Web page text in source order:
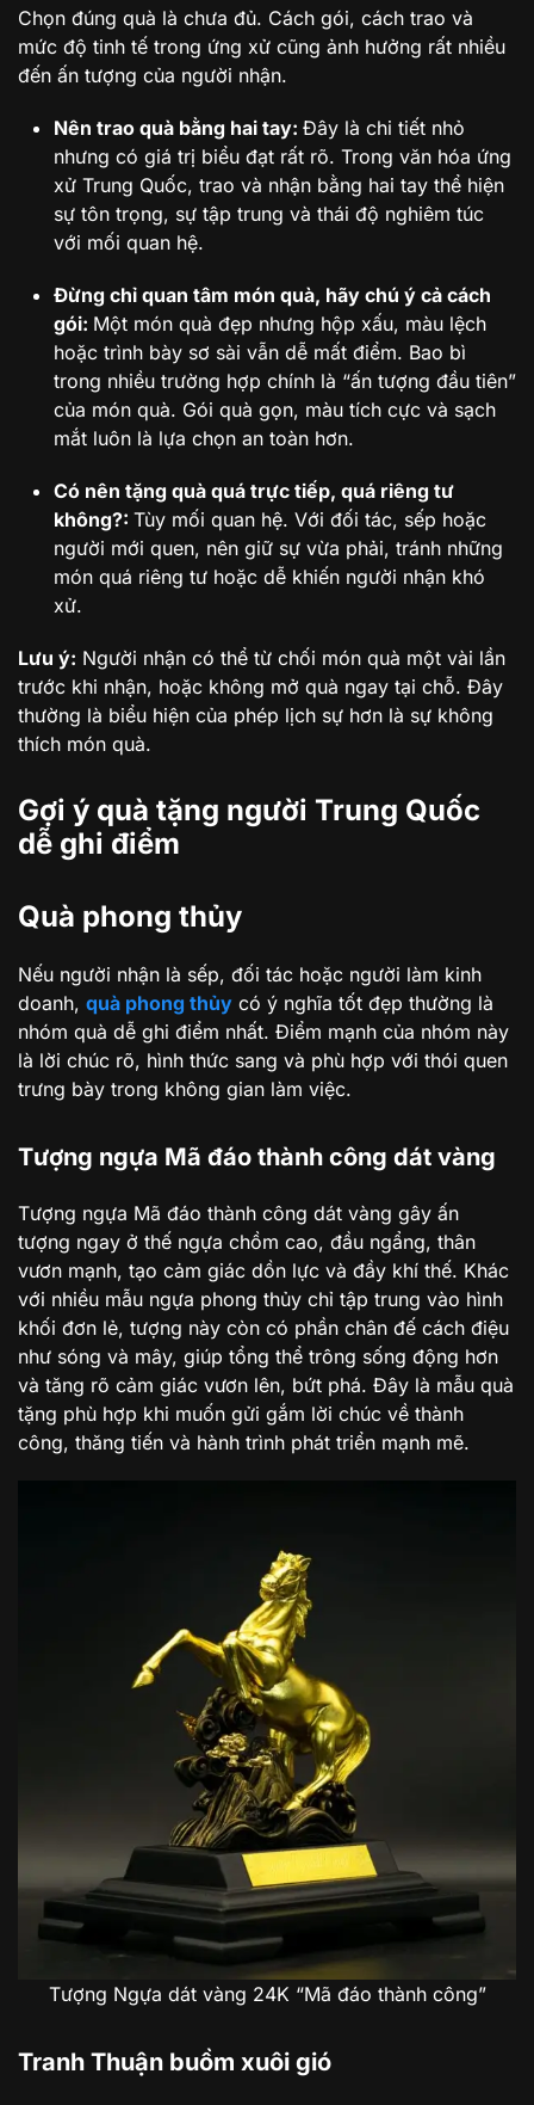
Chọn đúng quà là chưa đủ. Cách gói, cách trao và
mức độ tinh tế trong ứng xử cũng ảnh hưởng rất nhiều
đến ấn tượng của người nhận.
Nên trao quà bằng hai tay: Đây là chi tiết nhỏ
nhưng có giá trị biểu đạt rất rõ. Trong văn hóa ứng
xử Trung Quốc, trao và nhận bằng hai tay thể hiện
sự tôn trọng, sự tập trung và thái độ nghiêm túc
với mối quan hệ.
Đừng chỉ quan tâm món quà, hãy chú ý cả cách
gói: Một món quà đẹp nhưng hộp xấu, màu lệch
hoặc trình bày sơ sài vẫn dễ mất điểm. Bao bì
trong nhiều trường hợp chính là “ấn tượng đầu tiên”
của món quà. Gói quà gọn, màu tích cực và sạch
mắt luôn là lựa chọn an toàn hơn.
Có nên tặng quà quá trực tiếp, quá riêng tư
không?: Tùy mối quan hệ. Với đối tác, sếp hoặc
người mới quen, nên giữ sự vừa phải, tránh những
món quá riêng tư hoặc dễ khiến người nhận khó
xử.
Lưu ý: Người nhận có thể từ chối món quà một vài lần
trước khi nhận, hoặc không mở quà ngay tại chỗ. Đây
thường là biểu hiện của phép lịch sự hơn là sự không
thích món quà.
Gợi ý quà tặng người Trung Quốc
dễ ghi điểm
Quà phong thủy
Nếu người nhận là sếp, đối tác hoặc người làm kinh
doanh, quà phong thủy có ý nghĩa tốt đẹp thường là
nhóm quà dễ ghi điểm nhất. Điểm mạnh của nhóm này
là lời chúc rõ, hình thức sang và phù hợp với thói quen
trưng bày trong không gian làm việc.
Tượng ngựa Mã đáo thành công dát vàng
Tượng ngựa Mã đáo thành công dát vàng gây ấn
tượng ngay ở thế ngựa chồm cao, đầu ngẩng, thân
vươn mạnh, tạo cảm giác dồn lực và đầy khí thế. Khác
với nhiều mẫu ngựa phong thủy chỉ tập trung vào hình
khối đơn lẻ, tượng này còn có phần chân đế cách điệu
như sóng và mây, giúp tổng thể trông sống động hơn
và tăng rõ cảm giác vươn lên, bứt phá. Đây là mẫu quà
tặng phù hợp khi muốn gửi gắm lời chúc về thành
công, thăng tiến và hành trình phát triển mạnh mẽ.
Tượng Ngựa dát vàng 24K “Mã đáo thành công”
Tranh Thuận buồm xuôi gió